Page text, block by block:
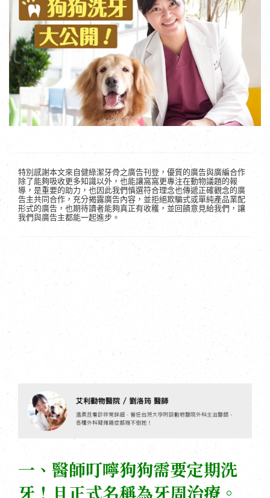
特別感謝本文來自健綠潔牙骨之廣告刊登，優質的廣告與廣編合作
除了能夠吸收更多知識以外，也能讓窩窩更專注在動物議題的報
導，是重要的助力，也因此我們慎選符合理念也傳遞正確觀念的廣
告主共同合作，充分揭露廣告內容，並拒絕欺騙式或單純產品業配
形式的廣告，也期待讀者能夠真正有收穫，並回饋意見給我們，讓
我們與廣告主都能一起進步。
一、醫師叮嚀狗狗需要定期洗
牙！且正式名稱為牙周治療。